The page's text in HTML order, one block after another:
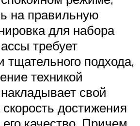
на правильную
для набора
требует
тщательного подхода,
техникой
свой
скорость достижения